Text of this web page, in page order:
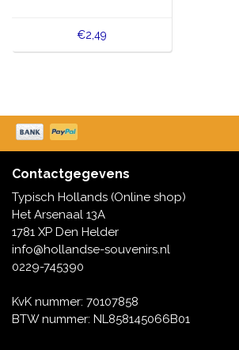
€2,49
Contactgegevens
Typisch Hollands (Online shop)
Het Arsenaal 13A
1781 XP Den Helder
info@hollandse-souvenirs.nl
0229-745390
KvK nummer: 70107858
BTW nummer: NL858145066B01